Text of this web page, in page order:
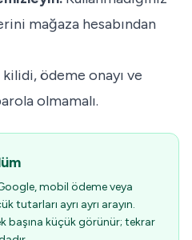
mağaza hesabından
ödeme onayı ve
olmamalı.
mobil ödeme veya
tutarları ayrı ayrı arayın.
başına küçük görünür; tekrar